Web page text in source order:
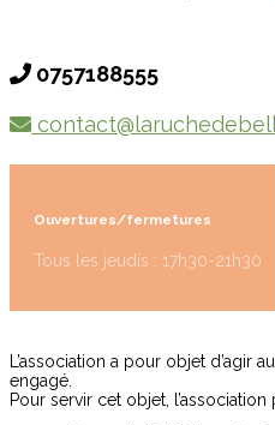
0757188555
Ouvertures/fermetures
Tous les jeudis : 17h30-21h30
L’association a pour objet
engagé.
Pour servir cet objet,